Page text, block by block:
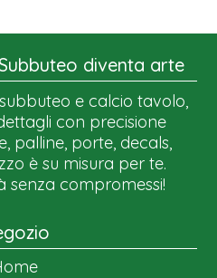
diventa arte
e calcio tavolo,
con precisione
palline, porte, decals,
è su misura per te.
senza compromessi!